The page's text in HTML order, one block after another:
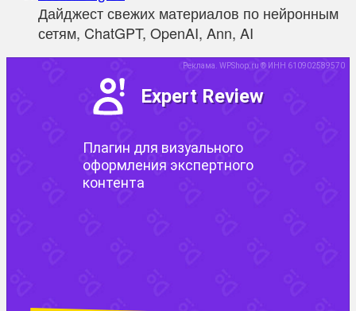
Дайджест свежих материалов по нейронным
сетям, ChatGPT, OpenAI, Ann, AI